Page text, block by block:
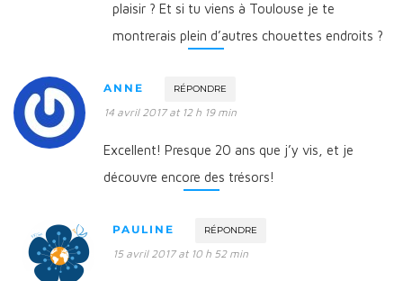
plaisir ? Et si tu viens à Toulouse je te
montrerais plein d’autres chouettes endroits ?
ANNE RÉPONDRE
14 avril 2017 at 12 h 19 min
Excellent! Presque 20 ans que j’y vis, et je
découvre encore des trésors!
PAULINE RÉPONDRE
15 avril 2017 at 10 h 52 min